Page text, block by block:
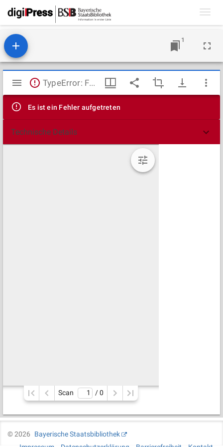
1
Mirador
Viewer
TypeError: Failed to fetch
Es ist ein Fehler aufgetreten
Technische Details
Scan / 0
©2026
Bayerische Staatsbibliothek